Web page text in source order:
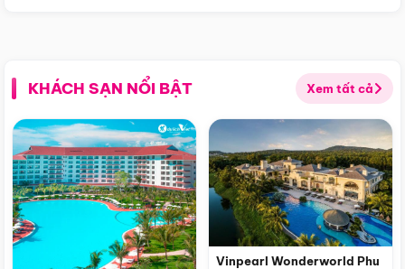
KHÁCH SẠN NỔI BẬT Xem tất cả
Vinpearl Wonderworld Phu